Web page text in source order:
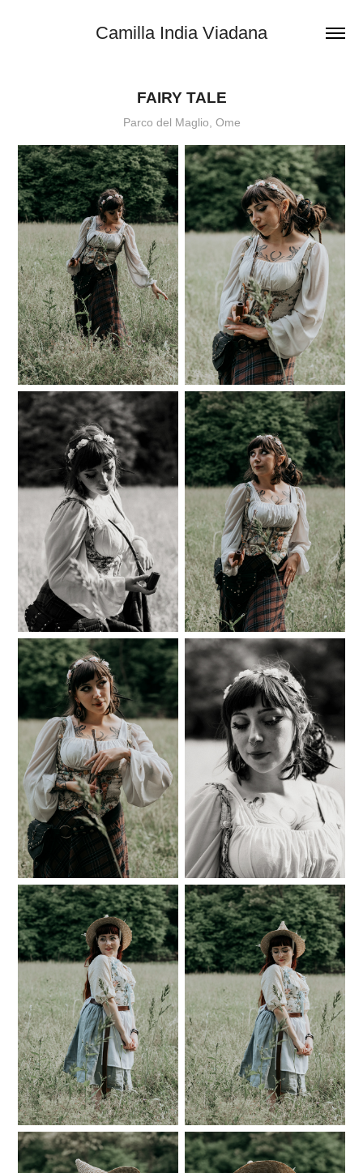
Camilla India Viadana
FAIRY TALE
Parco del Maglio, Ome